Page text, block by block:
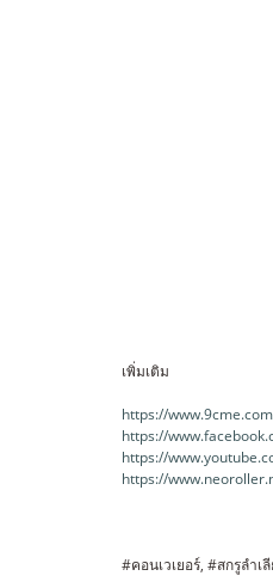
เพิ่มเติม
https://
https://
https://
https://
#คอนเวเยอร์, #สกรูลำ